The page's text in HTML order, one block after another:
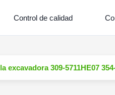
Control de calidad
excavadora 309-5711HE07